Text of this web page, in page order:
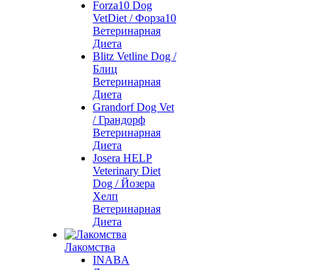
Forza10 Dog
VetDiet / Форза10
Ветеринарная
Диета
Blitz Vetline Dog /
Блиц
Ветеринарная
Диета
Grandorf Dog Vet
/ Грандорф
Ветеринарная
Диета
Josera HELP
Veterinary Diet
Dog / Йозера
Хелп
Ветеринарная
Диета
Лакомства
INABA